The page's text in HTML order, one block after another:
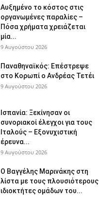
Αυξημένο το κόστος στις
οργανωμένες παραλίες –
Πόσα χρήματα χρειάζεται
μία...
9 Αυγούστου 2026
Παναθηναϊκός: Επέστρεψε
στο Κορωπί ο Ανδρέας Τετέι
9 Αυγούστου 2026
Ισπανία: Ξεκίνησαν οι
συνοριακοί έλεγχοι για τους
Ιταλούς – Εξονυχιστική
έρευνα...
9 Αυγούστου 2026
Ο Βαγγέλης Μαρινάκης στη
λίστα με τους πλουσιότερους
ιδιοκτήτες ομάδων του...